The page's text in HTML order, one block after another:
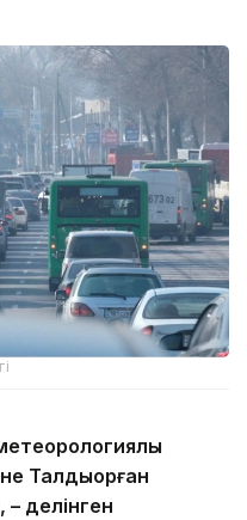
Талдықорған
– делінген